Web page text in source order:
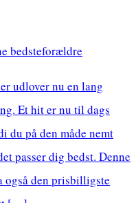
bedsteforældre
udlover nu en lang
Et hit er nu til dags
du på den måde nemt
passer dig bedst. Denne
også den prisbilligste